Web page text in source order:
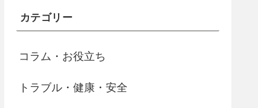
カテゴリー
コラム・お役立ち
トラブル・健康・安全